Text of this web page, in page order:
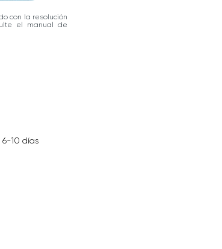
con la resolución
el manual de
10 días